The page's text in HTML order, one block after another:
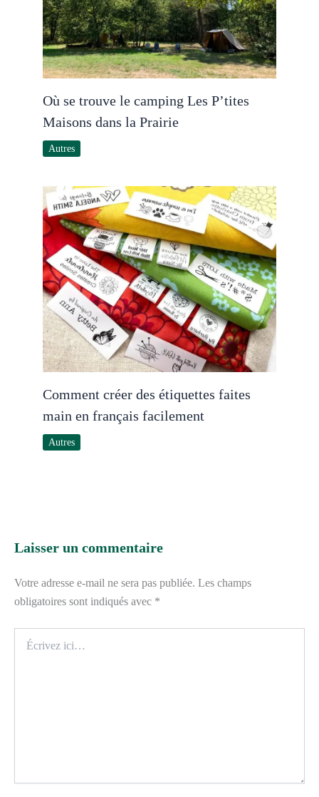
Où se trouve le camping Les P’tites
Maisons dans la Prairie
Autres
Comment créer des étiquettes faites
main en français facilement
Autres
Laisser un commentaire
Votre adresse e-mail ne sera pas publiée. Les champs
obligatoires sont indiqués avec *
ici…